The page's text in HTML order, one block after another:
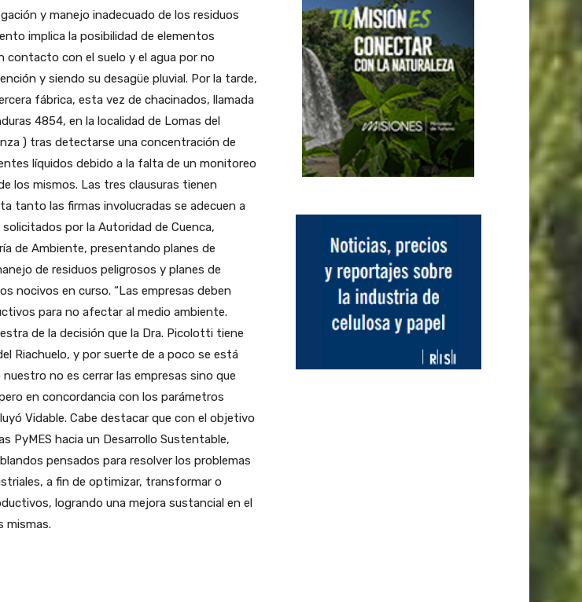
y manejo inadecuado de los residuos
implica la posibilidad de elementos
contacto con el suelo y el agua por no
y siendo su desagüe pluvial. Por la tarde,
fábrica, esta vez de chacinados, llamada
4854, en la localidad de Lomas del
) tras detectarse una concentración de
líquidos debido a la falta de un monitoreo
los mismos. Las tres clausuras tienen
tanto las firmas involucradas se adecuen a
por la Autoridad de Cuenca,
de Ambiente, presentando planes de
de residuos peligrosos y planes de
nocivos en curso. “Las empresas deben
para no afectar al medio ambiente.
de la decisión que la Dra. Picolotti tiene
Riachuelo, y por suerte de a poco se está
no es cerrar las empresas sino que
en concordancia con los parámetros
Vidable. Cabe destacar que con el objetivo
PyMES hacia un Desarrollo Sustentable,
pensados para resolver los problemas
a fin de optimizar, transformar o
logrando una mejora sustancial en el
mismas.